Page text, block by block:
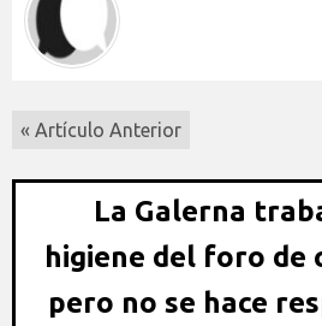
« Artículo Anterior
La Galerna
higiene del foro de
pero no se hace